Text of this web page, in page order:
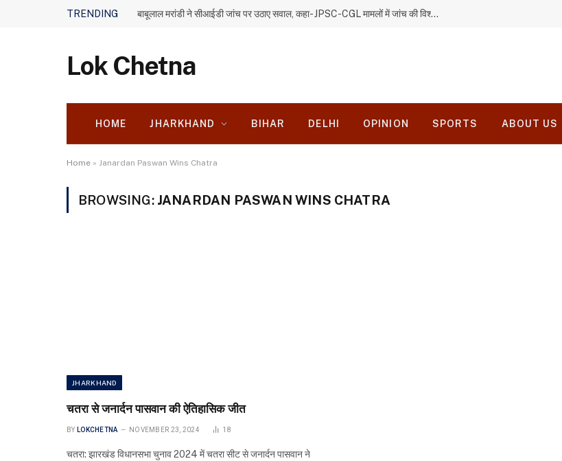
TRENDING बाबूलाल मरांडी ने सीआईडी जांच पर उठाए सवाल, कहा- JPSC-CGL मामलों में जांच की विश्वसनीयता पर जनता का भरोसा नहीं
Lok Chetna
HOME JHARKHAND BIHAR DELHI OPINION SPORTS ABOUT US
Home » Janardan Paswan Wins Chatra
BROWSING: JANARDAN PASWAN WINS CHATRA
JHARKHAND
चतरा से जनार्दन पासवान की ऐतिहासिक जीत
BY LOKCHETNA NOVEMBER 23, 2024 18
चतरा: झारखंड विधानसभा चुनाव 2024 में चतरा सीट से जनार्दन पासवान ने